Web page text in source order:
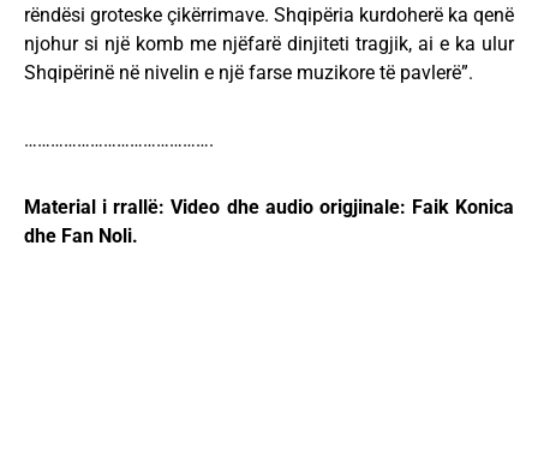
rëndësi groteske çikërrimave. Shqipëria kurdoherë ka qenë
njohur si një komb me njëfarë dinjiteti tragjik, ai e ka ulur
Shqipërinë në nivelin e një farse muzikore të pavlerë”.
…………………………………….
Material i rrallë: Video dhe audio origjinale: Faik Konica
dhe Fan Noli.